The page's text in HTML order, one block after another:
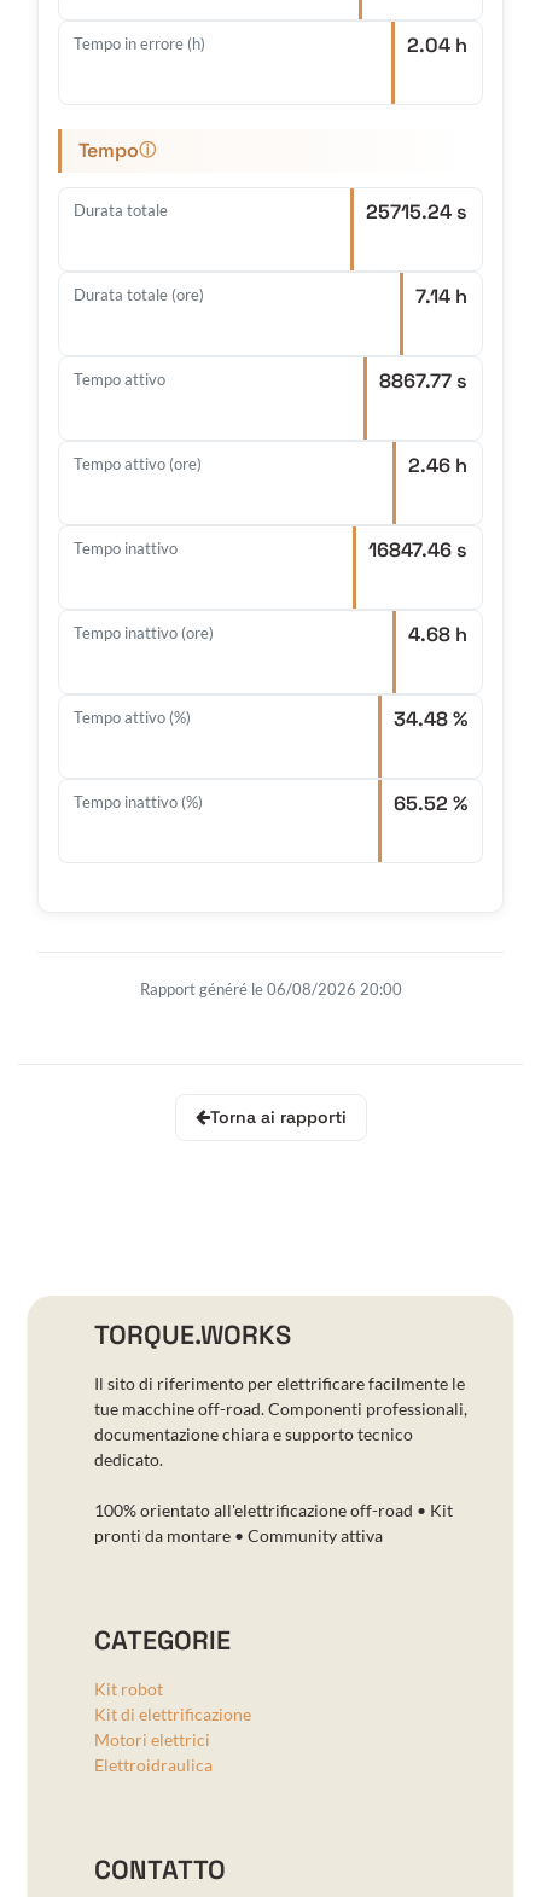
Tempo in errore (h) 2.04 h
Tempoⓘ
Durata totale 25715.24 s
Durata totale (ore) 7.14 h
Tempo attivo 8867.77 s
Tempo attivo (ore) 2.46 h
Tempo inattivo 16847.46 s
Tempo inattivo (ore) 4.68 h
Tempo attivo (%) 34.48 %
Tempo inattivo (%) 65.52 %
Rapport généré le 06/08/2026 20:00
Torna ai rapporti
TORQUE.WORKS
Il sito di riferimento per elettrificare facilmente le
tue macchine off-road. Componenti professionali,
documentazione chiara e supporto tecnico
dedicato.
100% orientato all'elettrificazione off-road • Kit
pronti da montare • Community attiva
CATEGORIE
Kit robot
Kit di elettrificazione
Motori elettrici
Elettroidraulica
CONTATTO